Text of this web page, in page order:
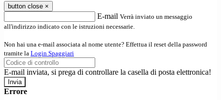
button close ×
E-mail Verrà inviato un messaggio
all'indirizzo indicato con le istruzioni necessarie.
Non hai una e-mail associata al nome utente? Effettua il reset della password
tramite la Login Spaggiari
E-mail inviata, si prega di controllare la casella di posta elettronica!
Errore